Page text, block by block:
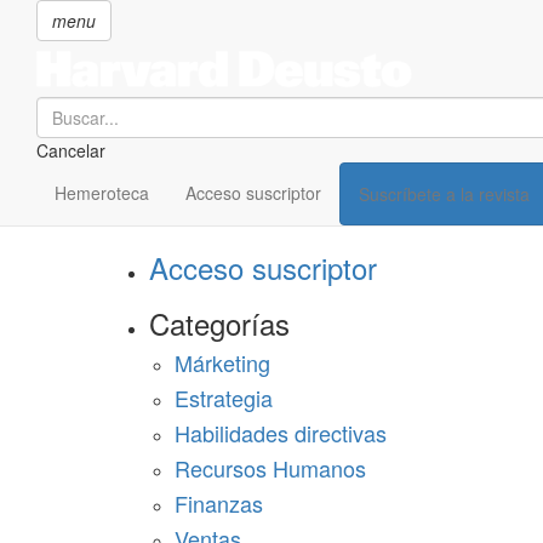
menu
Search
Cancelar
Hemeroteca Acceso suscriptor Suscríbete a la revista
SECCIONES
Suscríbete a Harvard Deusto
Acceso suscriptor
Categorías
Márketing
Estrategia
Habilidades directivas
Recursos Humanos
Finanzas